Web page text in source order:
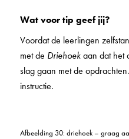
Wat voor tip geef jij?
Voordat de leerlingen
met de Driehoekaan dat het
slag gaan met de
instructie.
Afbeelding 30: driehoek – graag